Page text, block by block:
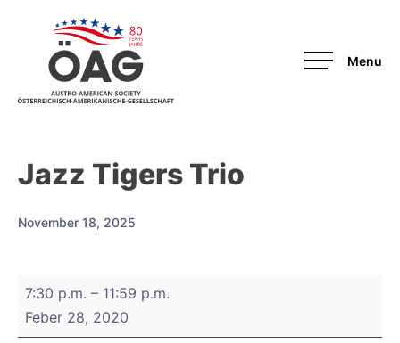
Jazz Tigers Trio
November 18, 2025
Jazz
Trio
7:30 p.m. – 11:59 p.m.
Feber 28, 2020